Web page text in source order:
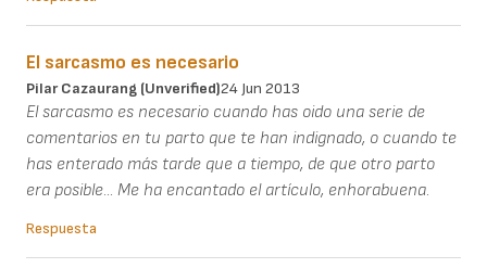
El sarcasmo es necesario
Pilar Cazaurang (unverified)24 Jun 2013
El sarcasmo es necesario cuando has oido una serie de
comentarios en tu parto que te han indignado, o cuando te
has enterado más tarde que a tiempo, de que otro parto
era posible... Me ha encantado el artículo, enhorabuena.
Respuesta